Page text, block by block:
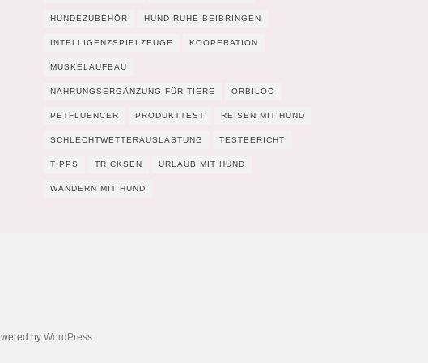
HUNDEZUBEHÖR HUND RUHE BEIBRINGEN
INTELLIGENZSPIELZEUGE KOOPERATION
MUSKELAUFBAU
NAHRUNGSERGÄNZUNG FÜR TIERE ORBILOC
PETFLUENCER PRODUKTTEST REISEN MIT HUND
SCHLECHTWETTERAUSLASTUNG TESTBERICHT
TIPPS TRICKSEN URLAUB MIT HUND
WANDERN MIT HUND
by WordPress